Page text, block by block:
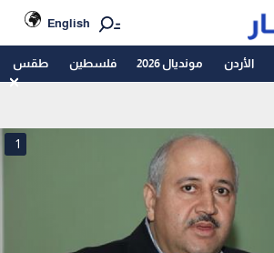
English
الأردن مونديال 2026 فلسطين طقس
1